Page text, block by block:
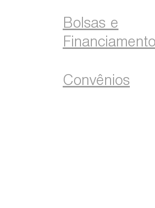
Bolsas e
Convênios